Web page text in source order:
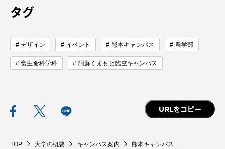
タグ
デザイン イベント 熊本キャンパス 農学部
食生命科学科 阿蘇くまもと臨空キャンパス
URLをコピー
TOP 大学の概要 キャンパス案内 熊本キャンパス